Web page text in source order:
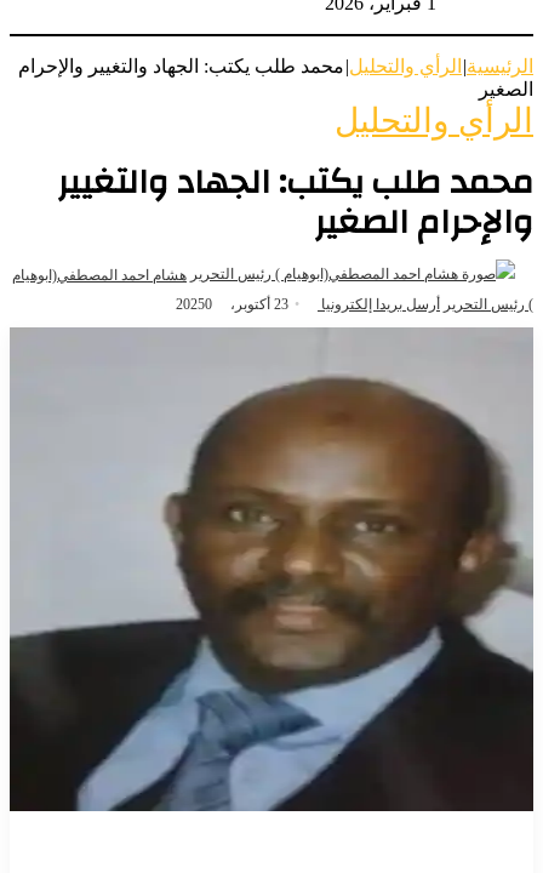
الرئيسية| الرأي والتحليل|محمد طلب يكتب: الجهاد والتغيير والإحرام
الصغير
الرأي والتحليل
محمد طلب يكتب: الجهاد والتغيير
والإحرام الصغير
هشام احمد المصطفي(ابوهيام
) رئيس التحرير
أرسل بريدا إلكترونيا 23 أكتوبر، 2025 0